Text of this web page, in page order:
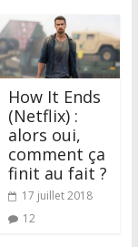
How It Ends
(Netflix) :
alors oui,
comment ça
finit au fait ?
17 juillet 2018
12